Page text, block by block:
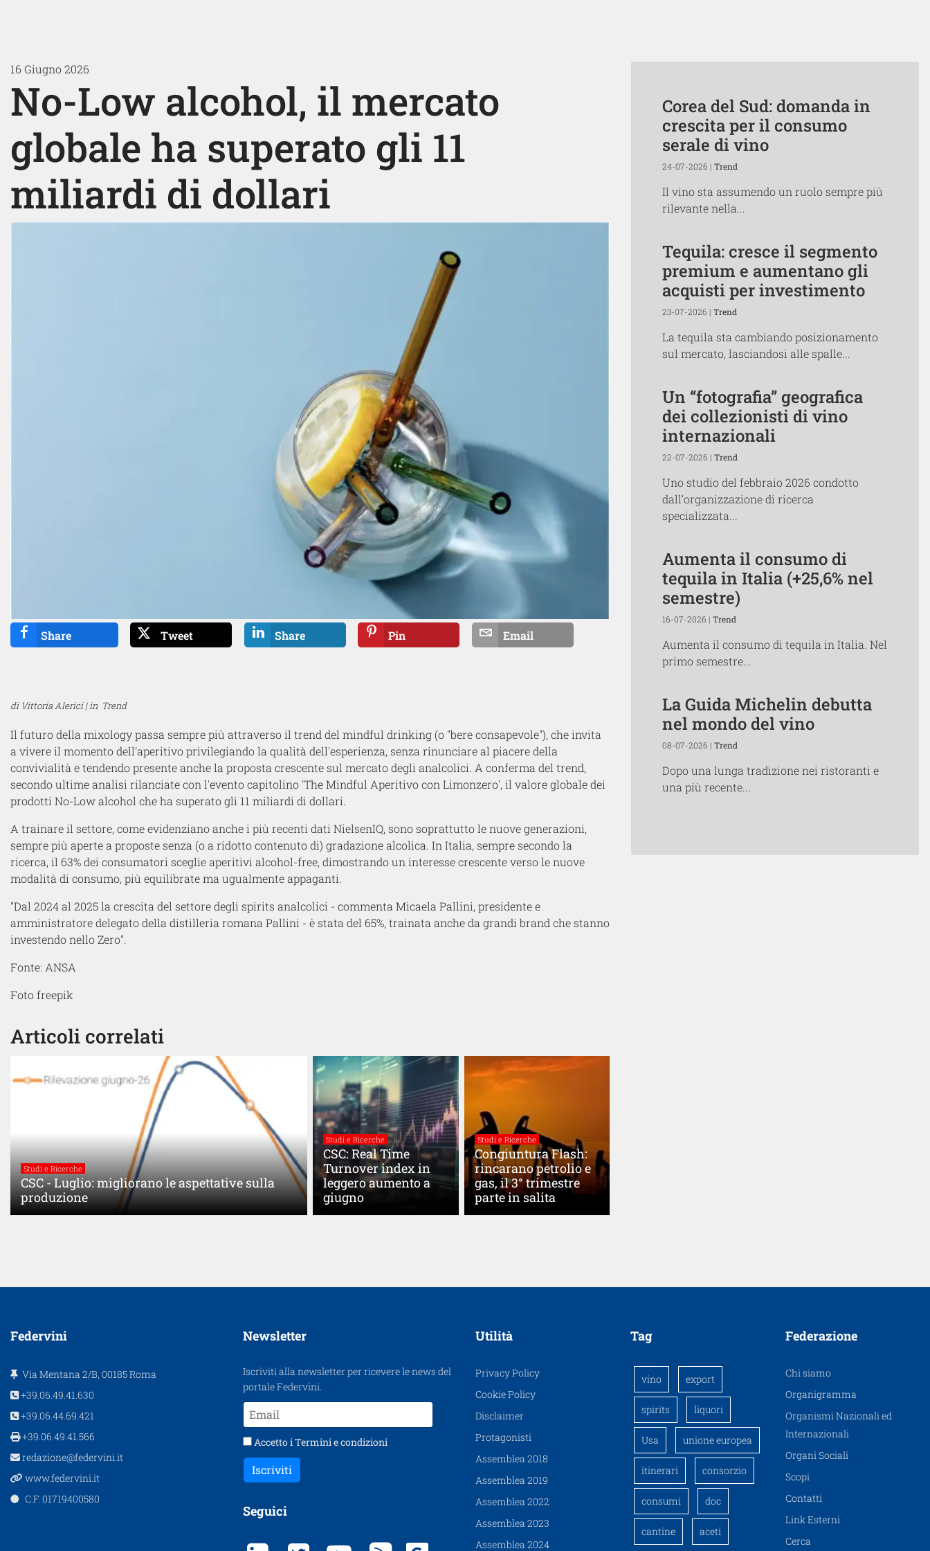
16 Giugno 2026
No-Low alcohol, il mercato
globale ha superato gli 11
miliardi di dollari
Share Tweet Share Pin Email
di Vittoria Alerici | in Trend
Il futuro della mixology passa sempre più attraverso il trend del mindful drinking (o "bere consapevole"), che invita
a vivere il momento dell'aperitivo privilegiando la qualità dell'esperienza, senza rinunciare al piacere della
convivialità e tendendo presente anche la proposta crescente sul mercato degli analcolici. A conferma del trend,
secondo ultime analisi rilanciate con l'evento capitolino 'The Mindful Aperitivo con Limonzero', il valore globale dei
prodotti No-Low alcohol che ha superato gli 11 miliardi di dollari.
A trainare il settore, come evidenziano anche i più recenti dati NielsenIQ, sono soprattutto le nuove generazioni,
sempre più aperte a proposte senza (o a ridotto contenuto di) gradazione alcolica. In Italia, sempre secondo la
ricerca, il 63% dei consumatori sceglie aperitivi alcohol-free, dimostrando un interesse crescente verso le nuove
modalità di consumo, più equilibrate ma ugualmente appaganti.
"Dal 2024 al 2025 la crescita del settore degli spirits analcolici - commenta Micaela Pallini, presidente e
amministratore delegato della distilleria romana Pallini - è stata del 65%, trainata anche da grandi brand che stanno
investendo nello Zero".
Fonte: ANSA
Foto freepik
Articoli correlati
Studi e Ricerche
CSC - Luglio: migliorano le aspettative sulla
produzione
Studi e Ricerche
CSC: Real Time
Turnover index in
leggero aumento a
giugno
Studi e Ricerche
Congiuntura Flash:
rincarano petrolio e
gas, il 3° trimestre
parte in salita
Corea del Sud: domanda in
crescita per il consumo
serale di vino
24-07-2026 | Trend
Il vino sta assumendo un ruolo sempre più
rilevante nella...
Tequila: cresce il segmento
premium e aumentano gli
acquisti per investimento
23-07-2026 | Trend
La tequila sta cambiando posizionamento
sul mercato, lasciandosi alle spalle...
Un “fotografia” geografica
dei collezionisti di vino
internazionali
22-07-2026 | Trend
Uno studio del febbraio 2026 condotto
dall’organizzazione di ricerca
specializzata...
Aumenta il consumo di
tequila in Italia (+25,6% nel
semestre)
16-07-2026 | Trend
Aumenta il consumo di tequila in Italia. Nel
primo semestre...
La Guida Michelin debutta
nel mondo del vino
08-07-2026 | Trend
Dopo una lunga tradizione nei ristoranti e
una più recente...
Federvini
Via Mentana 2/B, 00185 Roma
+39.06.49.41.630
+39.06.44.69.421
+39.06.49.41.566
redazione@federvini.it
www.federvini.it
C.F. 01719400580
Newsletter
Iscriviti alla newsletter per ricevere le news del
portale Federvini.
Accetto i Termini e condizioni
Iscriviti
Seguici
Utilità
Privacy Policy
Cookie Policy
Disclaimer
Protagonisti
Assemblea 2018
Assemblea 2019
Assemblea 2022
Assemblea 2023
Assemblea 2024
Tag
vino export
spirits liquori
Usa unione europea
itinerari consorzio
consumi doc
cantine aceti
Federazione
Chi siamo
Organigramma
Organismi Nazionali ed
Internazionali
Organi Sociali
Scopi
Contatti
Link Esterni
Cerca